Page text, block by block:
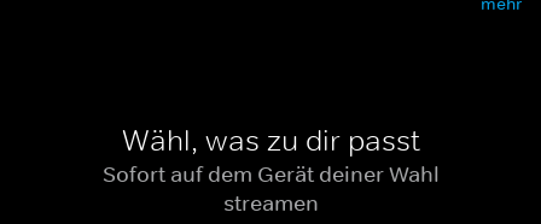
Wähl, was zu dir passt
Sofort auf dem Gerät deiner Wahl
streamen